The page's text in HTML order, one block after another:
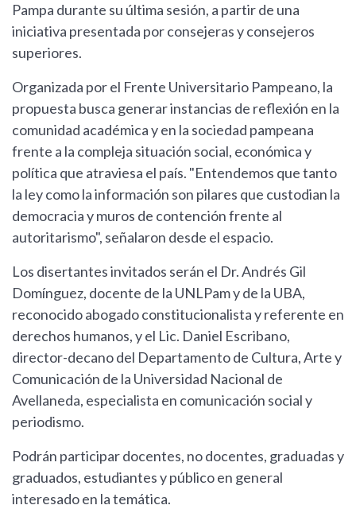
Pampa durante su última sesión, a partir de una
iniciativa presentada por consejeras y consejeros
superiores.
Organizada por el Frente Universitario Pampeano, la
propuesta busca generar instancias de reflexión en la
comunidad académica y en la sociedad pampeana
frente a la compleja situación social, económica y
política que atraviesa el país. "Entendemos que tanto
la ley como la información son pilares que custodian la
democracia y muros de contención frente al
autoritarismo", señalaron desde el espacio.
Los disertantes invitados serán el Dr. Andrés Gil
Domínguez, docente de la UNLPam y de la UBA,
reconocido abogado constitucionalista y referente en
derechos humanos, y el Lic. Daniel Escribano,
director-decano del Departamento de Cultura, Arte y
Comunicación de la Universidad Nacional de
Avellaneda, especialista en comunicación social y
periodismo.
Podrán participar docentes, no docentes, graduadas y
graduados, estudiantes y público en general
interesado en la temática.